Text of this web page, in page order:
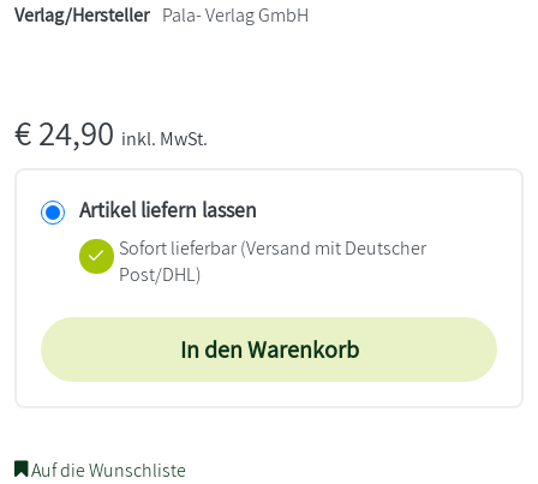
Verlag/Hersteller Pala- Verlag GmbH
€24,90 inkl. MwSt.
Artikel liefern lassen
Sofort lieferbar(Versand mit Deutscher
Post/DHL)
In den Warenkorb
Auf die Wunschliste